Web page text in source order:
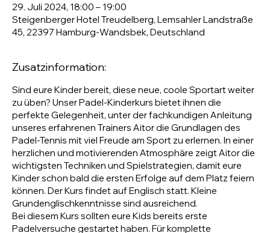
29. Juli 2024, 18:00 – 19:00
Steigenberger Hotel Treudelberg, Lemsahler Landstraße
45, 22397 Hamburg-Wandsbek, Deutschland
Zusatzinformation:
Sind eure Kinder bereit, diese neue, coole Sportart weiter
zu üben? Unser Padel-Kinderkurs bietet ihnen die
perfekte Gelegenheit, unter der fachkundigen Anleitung
unseres erfahrenen Trainers Aitor die Grundlagen des
Padel-Tennis mit viel Freude am Sport zu erlernen. In einer
herzlichen und motivierenden Atmosphäre zeigt Aitor die
wichtigsten Techniken und Spielstrategien, damit eure
Kinder schon bald die ersten Erfolge auf dem Platz feiern
können. Der Kurs findet auf Englisch statt. Kleine
Grundenglischkenntnisse sind ausreichend.
Bei diesem Kurs sollten eure Kids bereits erste
Padelversuche gestartet haben. Für komplette